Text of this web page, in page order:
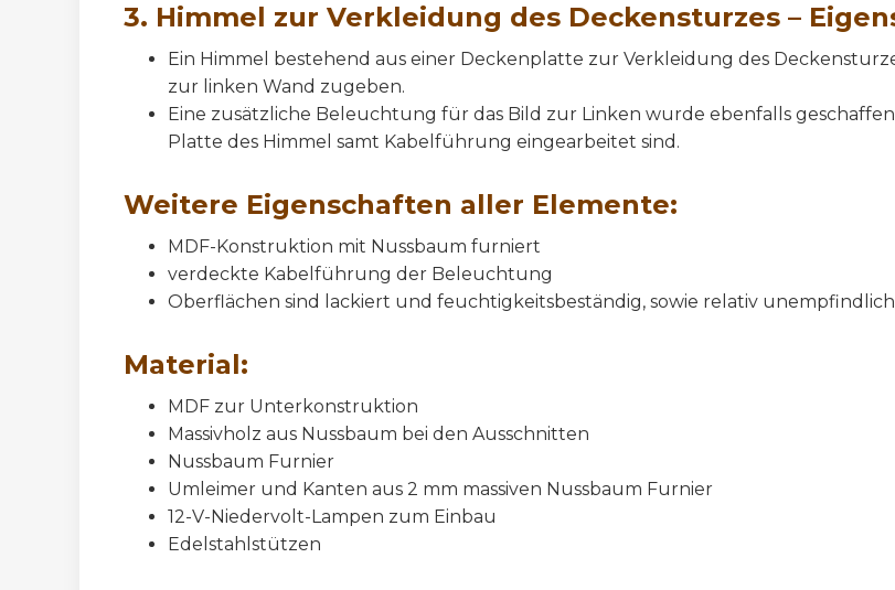
3. Himmel zur Verkleidung des Deckensturzes –
Ein Himmel bestehend aus einer Deckenplatte zur Verkleidung des
zur linken Wand zugeben.
Eine zusätzliche Beleuchtung für das Bild zur Linken wurde ebenfalls
Platte des Himmel samt Kabelführung eingearbeitet sind.
Weitere Eigenschaften aller Elemente:
MDF-Konstruktion mit Nussbaum furniert
verdeckte Kabelführung der Beleuchtung
Oberflächen sind lackiert und feuchtigkeitsbeständig, sowie relativ
Material:
MDF zur Unterkonstruktion
Massivholz aus Nussbaum bei den Ausschnitten
Nussbaum Furnier
Umleimer und Kanten aus 2 mm massiven Nussbaum Furnier
12-V-Niedervolt-Lampen zum Einbau
Edelstahlstützen